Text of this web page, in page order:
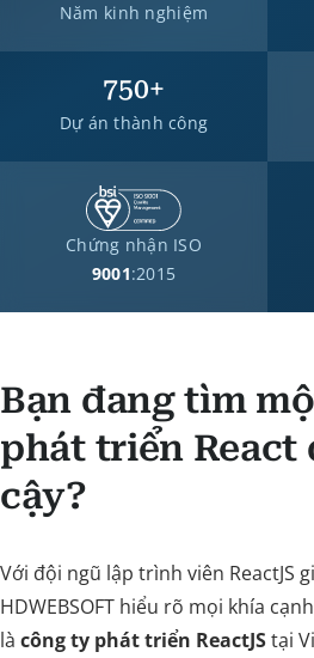
Năm kinh nghiệm
750+
Dự án thành công
Chứng nhận ISO
9001:2015
Bạn đang tìm
phát triển React
cậy?
Với đội ngũ lập trình viên ReactJS
HDWEBSOFT hiểu rõ mọi khía
là công ty phát triển ReactJStại